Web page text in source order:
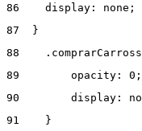
86
    display: none;
87
  }
88
89
        opacity: 0;
90
display:
91
    }